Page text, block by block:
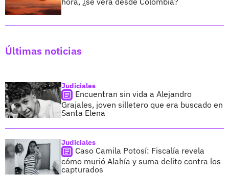
Últimas noticias
Judiciales
Encuentran sin vida a Alejandro
Grajales, joven silletero que era buscado en
Santa Elena
Judiciales
Caso Camila Potosí: Fiscalía revela
cómo murió Alahía y suma delito contra los
capturados